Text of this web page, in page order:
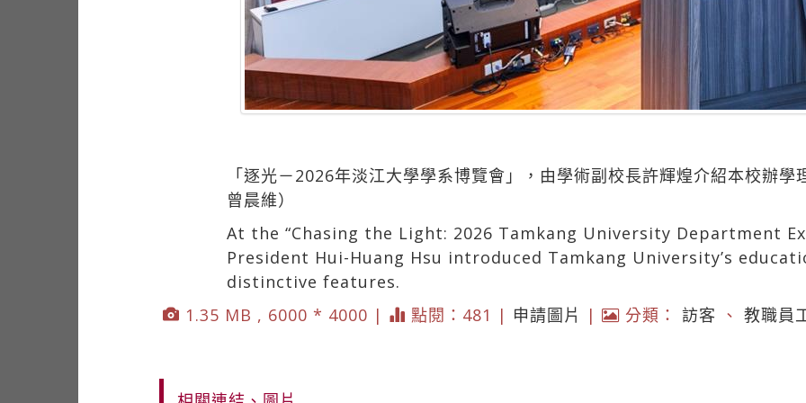
「逐光－2026年淡江大學學系博覽會」，由學術副校長許輝煌介紹本校辦學
曾晨維）
At the “Chasing the Light: 2026 Tamkang University Department
President Hui-Huang Hsu introduced Tamkang University’s
distinctive features.
1.35 MB , 6000 * 4000 |
點閱：481 | 申請圖片 | 分類： 訪客 、 教職員